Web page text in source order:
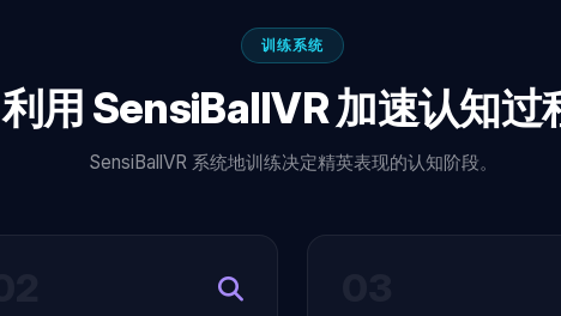
训练系统
利用 SensiBallVR 加速认知过
SensiBallVR 系统地训练决定精英表现的认知阶段。